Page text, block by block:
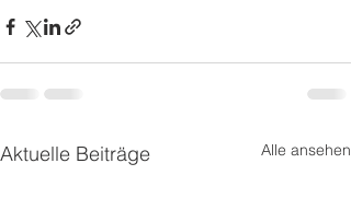
Aktuelle Beiträge Alle ansehen